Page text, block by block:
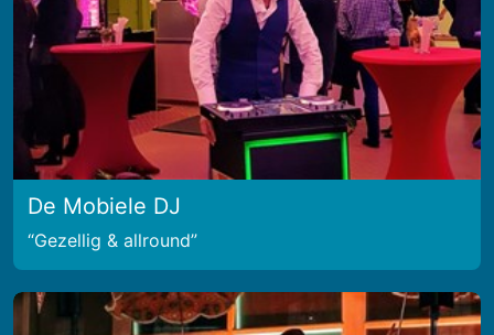
De Mobiele DJ
Gezellig & allround